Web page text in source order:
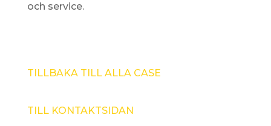
och service.
TILLBAKA TILL ALLA CASE
TILL KONTAKTSIDAN